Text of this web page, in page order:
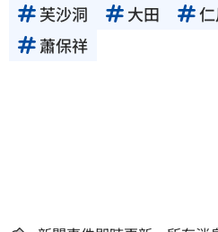
芙沙洞 大田
蕭保祥